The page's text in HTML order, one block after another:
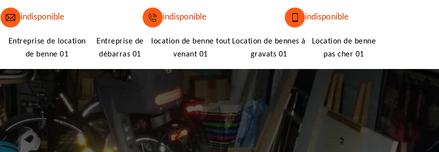
indisponible indisponible indisponible
Entreprise de location
de benne 01
Entreprise de
débarras 01
location de benne tout
venant 01
Location de bennes à
gravats 01
Location de benne
pas cher 01